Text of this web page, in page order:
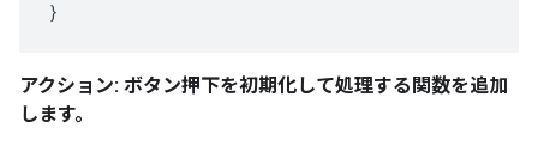
アクション: ボタン押下を初期化して処理する関数を追加
します。